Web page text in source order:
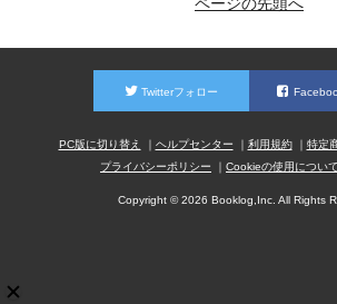
Twitterフォロー
PC版に切り替え ヘルプセンター 利用規約
特定
プライバシーポリシー
Cookieの使用について
Copyright © 2026 Booklog,Inc. All Rights